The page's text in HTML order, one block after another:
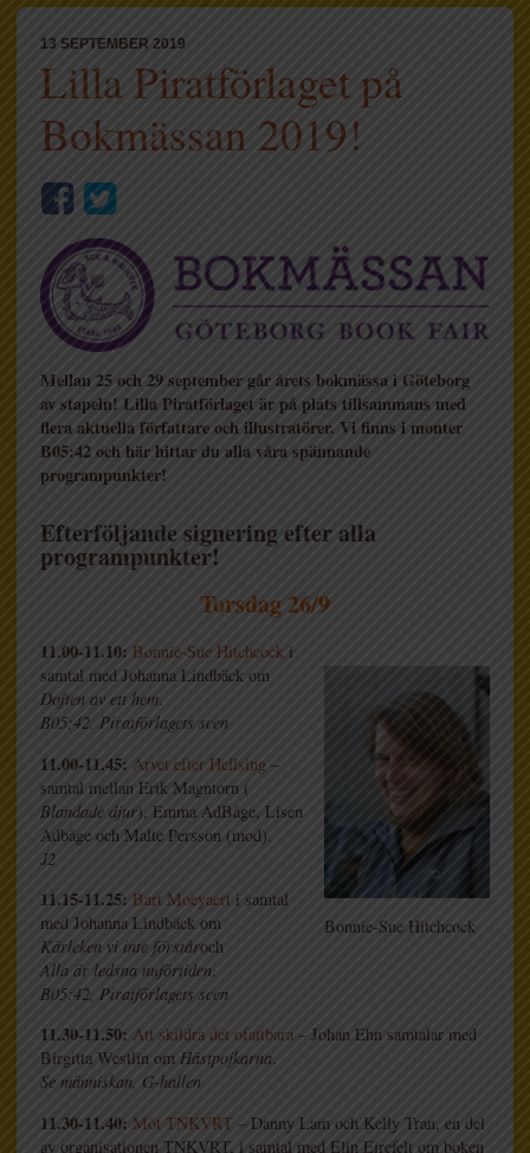
13 SEPTEMBER 2019
Lilla Piratförlaget på
Bokmässan 2019!
Mellan 25 och 29 september går årets bokmässa i Göteborg
av stapeln! Lilla Piratförlaget är på plats tillsammans med
flera aktuella författare och illustratörer. Vi finns i monter
B05:42 och här hittar du alla våra spännande
programpunkter!
Efterföljande signering efter alla
programpunkter!
Torsdag 26/9
Bonnie-Sue Hitchcock
11.00-11.10:Bonnie-Sue Hitchcock i
samtal med Johanna Lindbäck om
Doften av ett hem.
B05:42, Piratförlagets scen
11.00-11.45: Arvet efter Hellsing –
samtal mellan Erik Magntorn (
Blandade djur), Emma AdBåge, Lisen
Adbåge och Malte Persson (mod).
J2
11.15-11.25:Bart Moeyaert i samtal
med Johanna Lindbäck om
Kärleken vi inte förståroch
Alla är ledsna nuförtiden.
B05:42, Piratförlagets scen
11.30-11.50: Att skildra det ofattbara – Johan Ehn samtalar med
Birgitta Westlin omHästpojkarna.
Se människan, G-hallen
11.30-11.40:Möt TNKVRT – Danny Lam och Kelly Tran, en del
av organisationen TNKVRT, i samtal med Elin Eirefelt om boken